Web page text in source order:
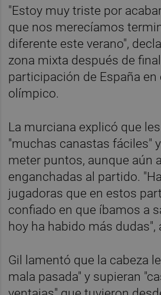
"Estoy muy triste por
que nos merecíamos
diferente este verano",
zona mixta después de
participación de España en
olímpico.
La murciana explicó que
"muchas canastas fáciles"
meter puntos, aunque aún
enganchadas al partido.
jugadoras que en estos
confiado en que íbamos a
hoy ha habido más dudas",
Gil lamentó que la cabeza
mala pasada" y supieran